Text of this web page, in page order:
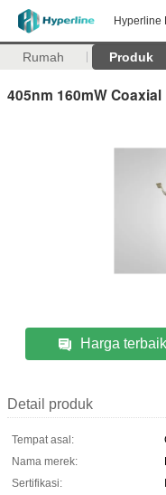
Hyperline
Rumah Produk
405nm 160mW
Harga terbaik
Detail produk
Tempat asal:
Nama merek:
Sertifikasi: